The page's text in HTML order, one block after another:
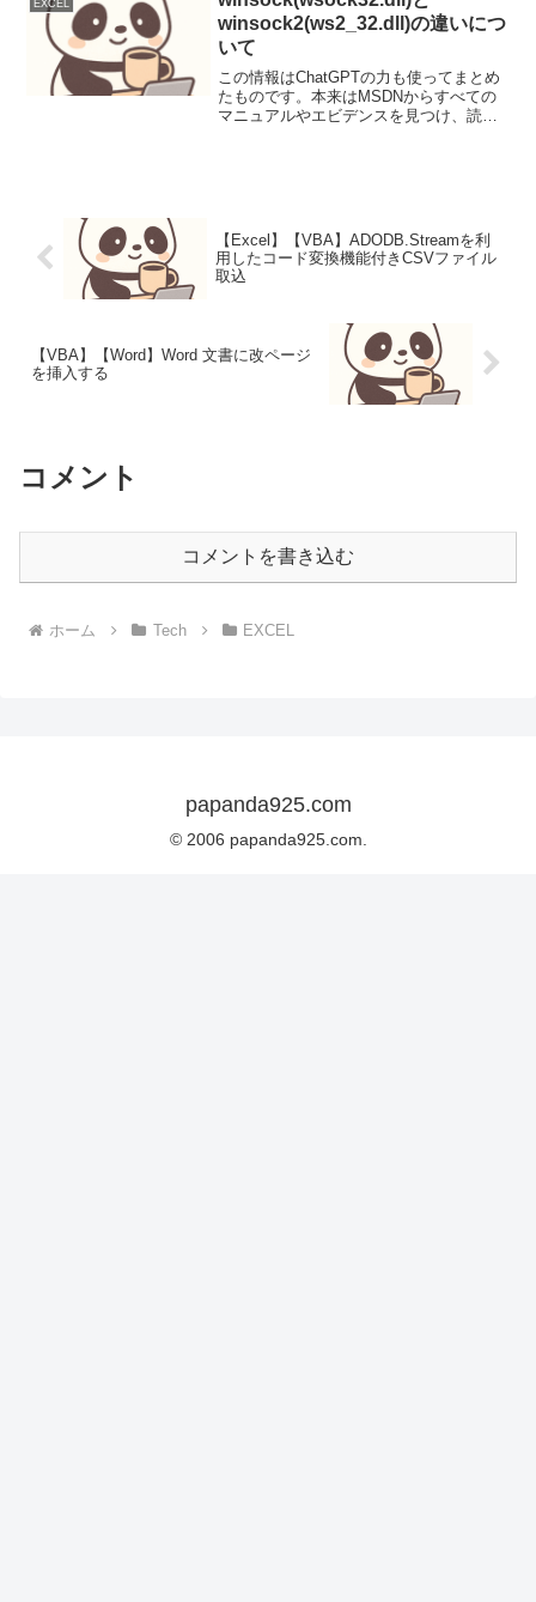
EXCEL
winsock2(ws2_32.dll)の違いにつ
いて
この情報はChatGPTの力も使ってまとめ
たものです。本来はMSDNからすべての
マニュアルやエビデンスを見つけ、読み
【Excel】【VBA】ADODB.Streamを利
用したコード変換機能付きCSVファイル
取込
【VBA】【Word】Word 文書に改ページ
を挿入する
コメント
コメントを書き込む
ホーム Tech EXCEL
papanda925.com
© 2006 papanda925.com.